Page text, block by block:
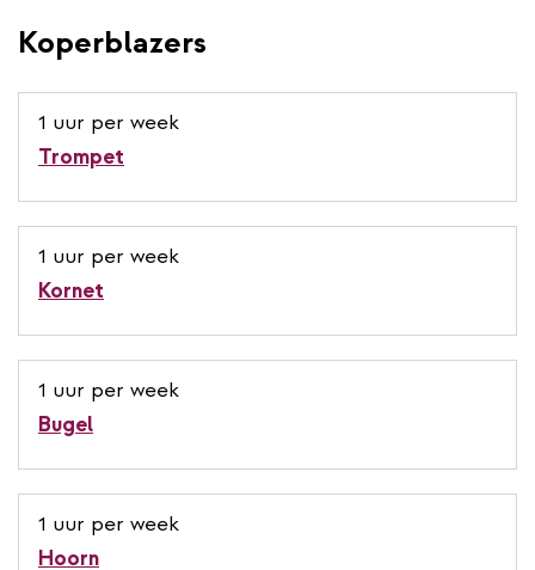
Koperblazers
1 uur per week
Trompet
1 uur per week
Kornet
1 uur per week
Bugel
1 uur per week
Hoorn